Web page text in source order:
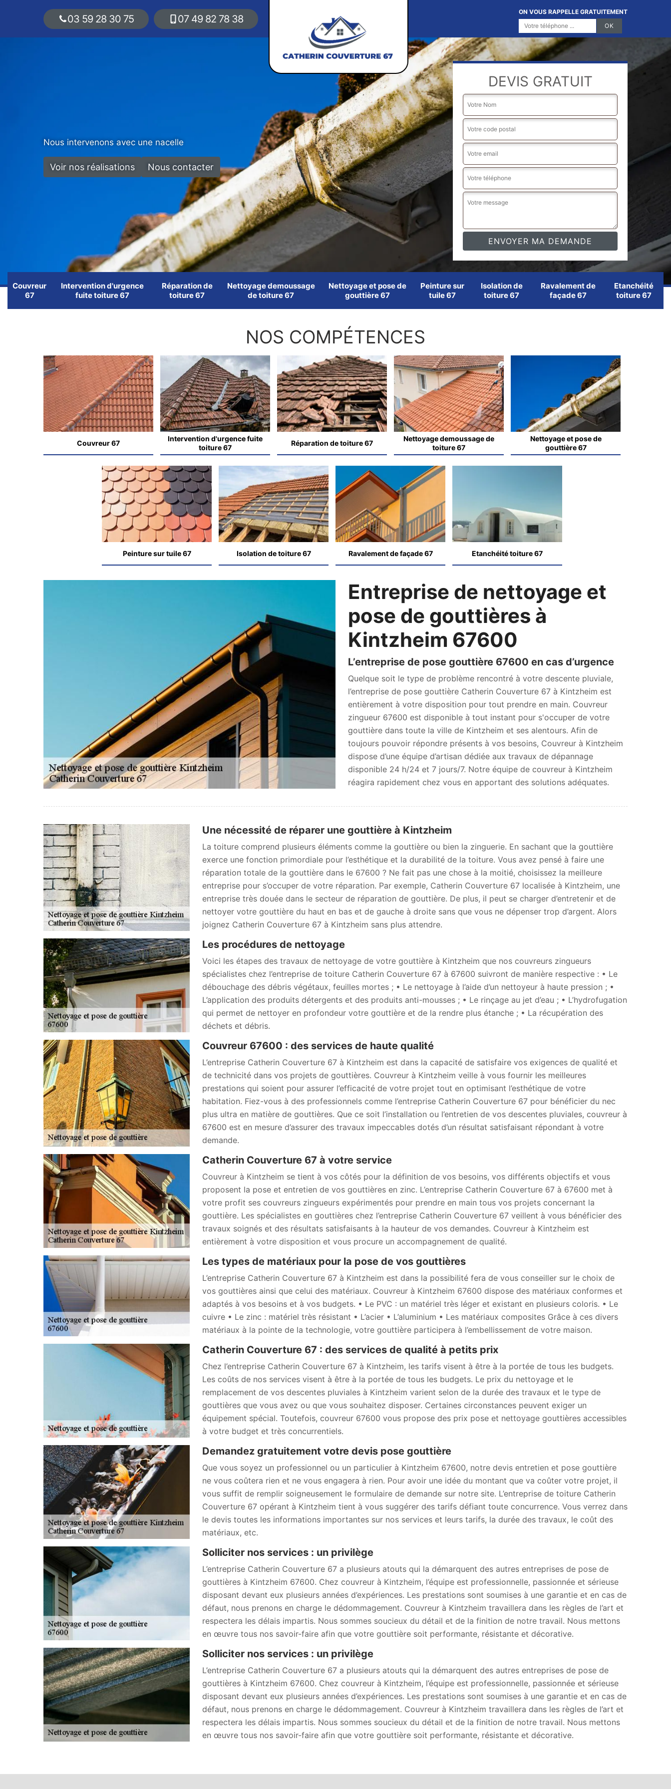
03 59 28 30 75 07 49 82 78 38
ON VOUS RAPPELLE GRATUITEMENT
Nous intervenons avec une nacelle
Voir nos réalisations Nous contacter
DEVIS GRATUIT
Couvreur
67
Intervention d'urgence
fuite toiture 67
Réparation de
toiture 67
Nettoyage demoussage
de toiture 67
Nettoyage et pose de
gouttière 67
Peinture sur
tuile 67
Isolation de
toiture 67
Ravalement de
façade 67
Etanchéité
toiture 67
NOS COMPÉTENCES
Couvreur 67
Intervention d'urgence fuite
toiture 67
Réparation de toiture 67
Nettoyage demoussage de
toiture 67
Nettoyage et pose de
gouttière 67
Peinture sur tuile 67 Isolation de toiture 67 Ravalement de façade 67 Etanchéité toiture 67
Entreprise de nettoyage et
pose de gouttières à
Kintzheim 67600
L’entreprise de pose gouttière 67600 en cas d’urgence
Quelque soit le type de problème rencontré à votre descente pluviale,
l’entreprise de pose gouttière Catherin Couverture 67 à Kintzheim est
entièrement à votre disposition pour tout prendre en main. Couvreur
zingueur 67600 est disponible à tout instant pour s'occuper de votre
gouttière dans toute la ville de Kintzheim et ses alentours. Afin de
toujours pouvoir répondre présents à vos besoins, Couvreur à Kintzheim
dispose d’une équipe d’artisan dédiée aux travaux de dépannage
disponible 24 h/24 et 7 jours/7. Notre équipe de couvreur à Kintzheim
réagira rapidement chez vous en apportant des solutions adéquates.
Une nécessité de réparer une gouttière à Kintzheim
La toiture comprend plusieurs éléments comme la gouttière ou bien la zinguerie. En sachant que la gouttière
exerce une fonction primordiale pour l’esthétique et la durabilité de la toiture. Vous avez pensé à faire une
réparation totale de la gouttière dans le 67600 ? Ne fait pas une chose à la moitié, choisissez la meilleure
entreprise pour s’occuper de votre réparation. Par exemple, Catherin Couverture 67 localisée à Kintzheim, une
entreprise très douée dans le secteur de réparation de gouttière. De plus, il peut se charger d’entretenir et de
nettoyer votre gouttière du haut en bas et de gauche à droite sans que vous ne dépenser trop d’argent. Alors
joignez Catherin Couverture 67 à Kintzheim sans plus attendre.
Les procédures de nettoyage
Voici les étapes des travaux de nettoyage de votre gouttière à Kintzheim que nos couvreurs zingueurs
spécialistes chez l’entreprise de toiture Catherin Couverture 67 à 67600 suivront de manière respective : • Le
débouchage des débris végétaux, feuilles mortes ; • Le nettoyage à l’aide d’un nettoyeur à haute pression ; •
L’application des produits détergents et des produits anti-mousses ; • Le rinçage au jet d’eau ; • L’hydrofugation
qui permet de nettoyer en profondeur votre gouttière et de la rendre plus étanche ; • La récupération des
déchets et débris.
Couvreur 67600 : des services de haute qualité
L’entreprise Catherin Couverture 67 à Kintzheim est dans la capacité de satisfaire vos exigences de qualité et
de technicité dans vos projets de gouttières. Couvreur à Kintzheim veille à vous fournir les meilleures
prestations qui soient pour assurer l’efficacité de votre projet tout en optimisant l’esthétique de votre
habitation. Fiez-vous à des professionnels comme l’entreprise Catherin Couverture 67 pour bénéficier du nec
plus ultra en matière de gouttières. Que ce soit l’installation ou l’entretien de vos descentes pluviales, couvreur à
67600 est en mesure d’assurer des travaux impeccables dotés d’un résultat satisfaisant répondant à votre
demande.
Catherin Couverture 67 à votre service
Couvreur à Kintzheim se tient à vos côtés pour la définition de vos besoins, vos différents objectifs et vous
proposent la pose et entretien de vos gouttières en zinc. L’entreprise Catherin Couverture 67 à 67600 met à
votre profit ses couvreurs zingueurs expérimentés pour prendre en main tous vos projets concernant la
gouttière. Les spécialistes en gouttières chez l’entreprise Catherin Couverture 67 veillent à vous bénéficier des
travaux soignés et des résultats satisfaisants à la hauteur de vos demandes. Couvreur à Kintzheim est
entièrement à votre disposition et vous procure un accompagnement de qualité.
Les types de matériaux pour la pose de vos gouttières
L’entreprise Catherin Couverture 67 à Kintzheim est dans la possibilité fera de vous conseiller sur le choix de
vos gouttières ainsi que celui des matériaux. Couvreur à Kintzheim 67600 dispose des matériaux conformes et
adaptés à vos besoins et à vos budgets. • Le PVC : un matériel très léger et existant en plusieurs coloris. • Le
cuivre • Le zinc : matériel très résistant • L’acier • L’aluminium • Les matériaux composites Grâce à ces divers
matériaux à la pointe de la technologie, votre gouttière participera à l’embellissement de votre maison.
Catherin Couverture 67 : des services de qualité à petits prix
Chez l’entreprise Catherin Couverture 67 à Kintzheim, les tarifs visent à être à la portée de tous les budgets.
Les coûts de nos services visent à être à la portée de tous les budgets. Le prix du nettoyage et le
remplacement de vos descentes pluviales à Kintzheim varient selon de la durée des travaux et le type de
gouttières que vous avez ou que vous souhaitez disposer. Certaines circonstances peuvent exiger un
équipement spécial. Toutefois, couvreur 67600 vous propose des prix pose et nettoyage gouttières accessibles
à votre budget et très concurrentiels.
Demandez gratuitement votre devis pose gouttière
Que vous soyez un professionnel ou un particulier à Kintzheim 67600, notre devis entretien et pose gouttière
ne vous coûtera rien et ne vous engagera à rien. Pour avoir une idée du montant que va coûter votre projet, il
vous suffit de remplir soigneusement le formulaire de demande sur notre site. L’entreprise de toiture Catherin
Couverture 67 opérant à Kintzheim tient à vous suggérer des tarifs défiant toute concurrence. Vous verrez dans
le devis toutes les informations importantes sur nos services et leurs tarifs, la durée des travaux, le coût des
matériaux, etc.
Solliciter nos services : un privilège
L’entreprise Catherin Couverture 67 a plusieurs atouts qui la démarquent des autres entreprises de pose de
gouttières à Kintzheim 67600. Chez couvreur à Kintzheim, l’équipe est professionnelle, passionnée et sérieuse
disposant devant eux plusieurs années d’expériences. Les prestations sont soumises à une garantie et en cas de
défaut, nous prenons en charge le dédommagement. Couvreur à Kintzheim travaillera dans les règles de l’art et
respectera les délais impartis. Nous sommes soucieux du détail et de la finition de notre travail. Nous mettons
en œuvre tous nos savoir-faire afin que votre gouttière soit performante, résistante et décorative.
Solliciter nos services : un privilège
L’entreprise Catherin Couverture 67 a plusieurs atouts qui la démarquent des autres entreprises de pose de
gouttières à Kintzheim 67600. Chez couvreur à Kintzheim, l’équipe est professionnelle, passionnée et sérieuse
disposant devant eux plusieurs années d’expériences. Les prestations sont soumises à une garantie et en cas de
défaut, nous prenons en charge le dédommagement. Couvreur à Kintzheim travaillera dans les règles de l’art et
respectera les délais impartis. Nous sommes soucieux du détail et de la finition de notre travail. Nous mettons
en œuvre tous nos savoir-faire afin que votre gouttière soit performante, résistante et décorative.